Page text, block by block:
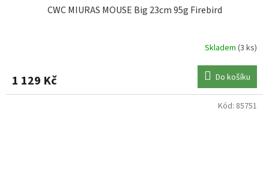
CWC MIURAS MOUSE Big 23cm 95g Firebird
Skladem (3 ks)
1 129 Kč Do košíku
Kód: 85751